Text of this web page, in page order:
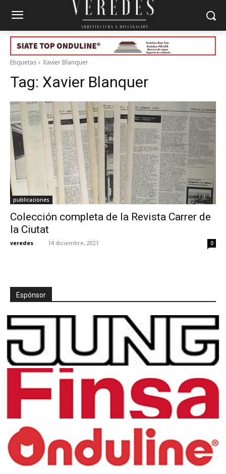
Etiquetas Xavier Blanquer
Tag: Xavier Blanquer
publicaciones
Colección completa de la Revista Carrer de
la Ciutat
veredes - 14 diciembre, 2021 0
Espónsor